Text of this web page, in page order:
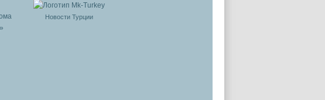
Новости Турции